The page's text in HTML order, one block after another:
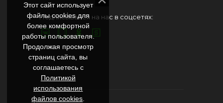
Подписывайся на нас в соцсетях:
Этот сайт использует
файлы cookies для
более комфортной
работы пользователя.
Продолжая просмотр
страниц сайта, вы
соглашаетесь с
Политикой
использования
файлов cookies